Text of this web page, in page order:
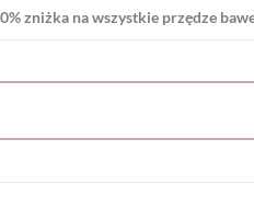
zniżka na wszystkie przędze